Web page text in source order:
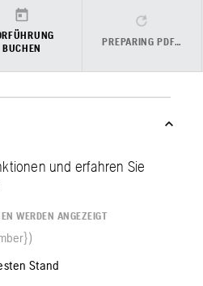
BUCHEN
PREPARING PDF…
und erfahren Sie
WERDEN ANGEZEIGT
Stand